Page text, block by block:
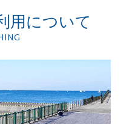
用について